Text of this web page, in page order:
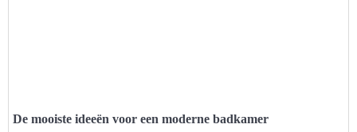
De mooiste ideeën voor een moderne badkamer